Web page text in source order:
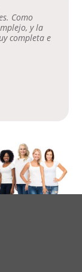
Como
y la
completa e